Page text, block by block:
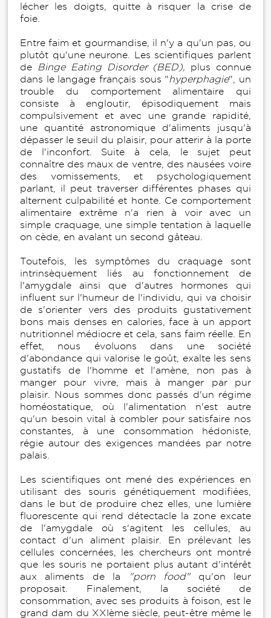
lécher les doigts, quitte à risquer la crise de
foie.
Entre faim et gourmandise, il n'y a qu'un pas, ou
plutôt qu'une neurone. Les scientifiques parlent
de
Binge Eating Disorder (BED), plus connue
dans le langage français sous "hyperphagie", un
trouble du comportement alimentaire qui
consiste à engloutir, épisodiquement mais
compulsivement et avec une grande rapidité,
une quantité astronomique d'aliments jusqu'à
dépasser le seuil du plaisir, pour atterir à la porte
de l'inconfort. Suite à cela, le sujet peut
connaître des maux de ventre, des nausées voire
des vomissements, et psychologiquement
parlant, il peut traverser différentes phases qui
alternent culpabilité et honte. Ce comportement
alimentaire extrême n'a rien à voir avec un
simple craquage, une simple tentation à laquelle
on cède, en avalant un second gâteau.
Toutefois, les symptômes du craquage sont
intrinsèquement liés au fonctionnement de
l'amygdale ainsi que d'autres hormones qui
influent sur l'humeur de l'individu, qui va choisir
de s'orienter vers des produits gustativement
bons mais denses en calories, face à un apport
nutritionnel médiocre et cela, sans faim réelle. En
effet, nous évoluons dans une société
d'abondance qui valorise le goût, exalte les sens
gustatifs de l'homme et l'amène, non pas à
manger pour vivre, mais à manger par pur
plaisir. Nous sommes donc passés d'un régime
homéostatique, où l'alimentation n'est autre
qu'un besoin vital à combler pour satisfaire nos
constantes, à une consommation hédoniste,
régie autour des exigences mandées par notre
palais.
Les scientifiques ont mené des expériences en
utilisant des souris génétiquement modifiées,
dans le but de produire chez elles, une lumière
fluorescente qui rend détectacle la zone excate
de l'amygdale où s'agitent les cellules, au
contact d'un aliment plaisir. En prélevant les
cellules concernées, les chercheurs ont montré
que les souris ne portaient plus autant d'intérêt
aux aliments de la
"porn food"qu'on leur
proposait. Finalement, la société de
consommation, avec ses produits à foison, est le
grand dam du XXIème siècle, peut-être même le